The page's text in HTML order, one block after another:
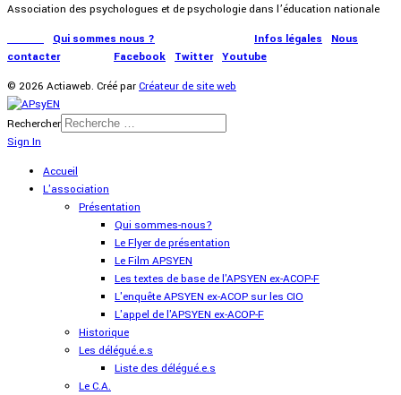
Association des psychologues et de psychologie dans l’éducation nationale
Qui sommes nous ? Infos légales
Nous
contacter| Facebook Twitter| Youtube
© 2026 Actiaweb. Créé parCréateur de site web
Rechercher
Sign In
Accueil
L'association
Présentation
Qui sommes-nous?
Le Flyer de présentation
Le Film APSYEN
Les textes de base de l'APSYEN ex-ACOP-F
L'enquête APSYEN ex-ACOP sur les CIO
L'appel de l'APSYEN ex-ACOP-F
Historique
Les délégué.e.s
Liste des délégué.e.s
Le C.A.